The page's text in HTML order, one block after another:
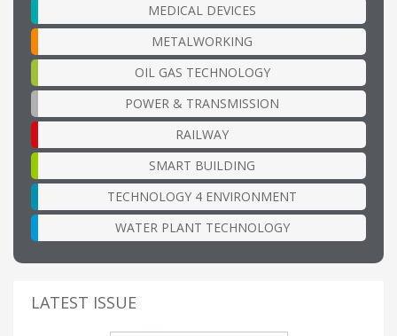
MEDICAL DEVICES
METALWORKING
OIL GAS TECHNOLOGY
POWER & TRANSMISSION
RAILWAY
SMART BUILDING
TECHNOLOGY 4 ENVIRONMENT
WATER PLANT TECHNOLOGY
LATEST ISSUE